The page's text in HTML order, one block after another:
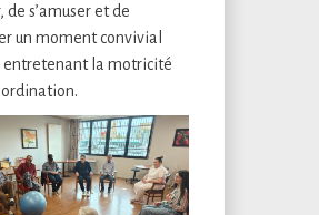
de s’amuser et de
un moment convivial
entretenant la motricité